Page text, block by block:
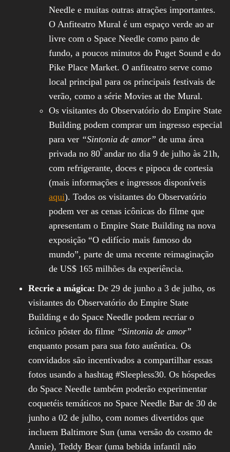
Needle e muitas outras atrações importantes.
O Anfiteatro Mural é um espaço verde ao ar
livre com o Space Needle como pano de
fundo, a poucos minutos do Puget Sound e do
Pike Place Market. O anfiteatro serve como
local principal para os principais festivais de
verão, como a série Movies at the Mural.
Os visitantes do Observatório do Empire State
Building podem comprar um ingresso especial
para ver “Sintonia de amor” de uma área
privada no 80º andar no dia 9 de julho às 21h,
com refrigerante, doces e pipoca de cortesia
(mais informações e ingressos disponíveis
aqui). Todos os visitantes do Observatório
podem ver as cenas icônicas do filme que
apresentam o Empire State Building na nova
exposição “O edifício mais famoso do
mundo”, parte de uma recente reimaginação
de US$ 165 milhões da experiência.
Recrie a mágica: De 29 de junho a 3 de julho, os
visitantes do Observatório do Empire State
Building e do Space Needle podem recriar o
icônico pôster do filme “Sintonia de amor”
enquanto posam para sua foto autêntica. Os
convidados são incentivados a compartilhar essas
fotos usando a hashtag #Sleepless30. Os hóspedes
do Space Needle também poderão experimentar
coquetéis temáticos no Space Needle Bar de 30 de
junho a 02 de julho, com nomes divertidos que
incluem Baltimore Sun (uma versão do cosmo de
Annie), Teddy Bear (uma bebida infantil não